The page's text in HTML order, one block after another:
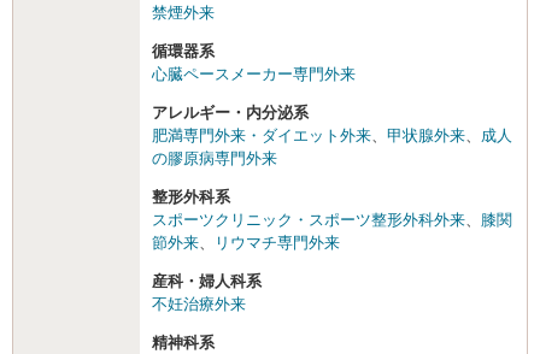
禁煙外来
循環器系
心臓ペースメーカー専門外来
アレルギー・内分泌系
肥満専門外来・ダイエット外来
甲状腺外来
成人
の膠原病専門外来
整形外科系
スポーツクリニック・スポーツ整形外科外来
膝関
節外来
リウマチ専門外来
産科・婦人科系
不妊治療外来
精神科系